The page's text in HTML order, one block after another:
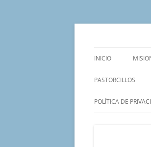
Saltar
INICIO
PASTORCILLOS
POLÍTICA DE